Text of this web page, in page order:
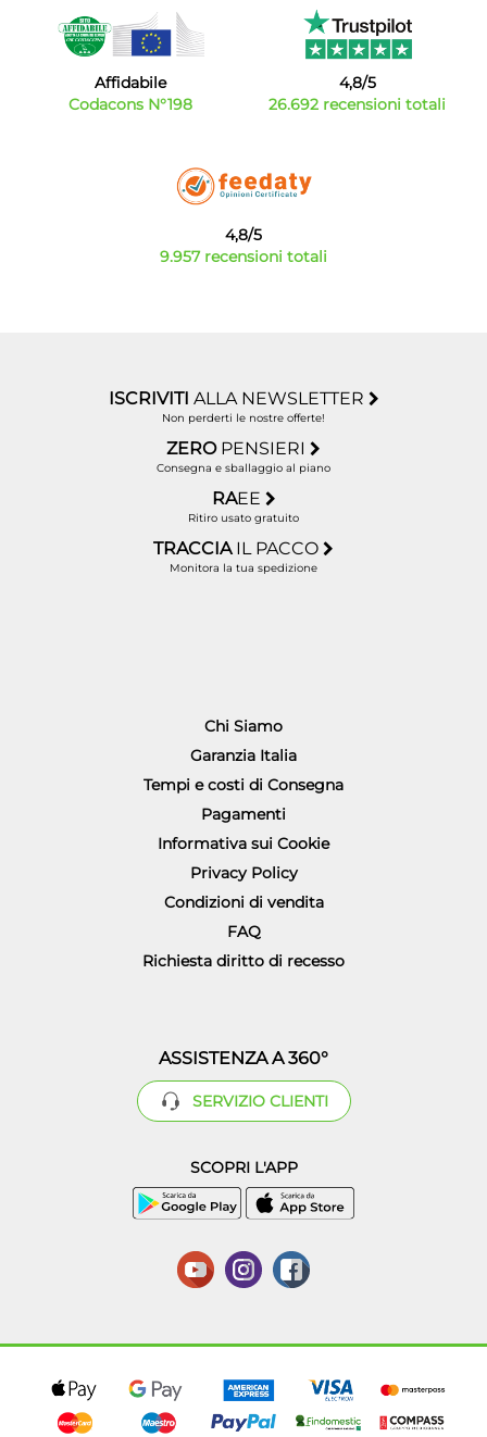
Affidabile
Codacons N°198
4,8/5
26.692 recensioni totali
4,8/5
9.957 recensioni totali
ISCRIVITI ALLA NEWSLETTER
Non perderti le nostre offerte!
ZERO PENSIERI
Consegna e sballaggio al piano
RAEE
Ritiro usato gratuito
TRACCIA IL PACCO
Monitora la tua spedizione
Chi Siamo
Garanzia Italia
Tempi e costi di Consegna
Pagamenti
Informativa sui Cookie
Privacy Policy
Condizioni di vendita
FAQ
Richiesta diritto di recesso
ASSISTENZA A 360°
SERVIZIO CLIENTI
SCOPRI L'APP